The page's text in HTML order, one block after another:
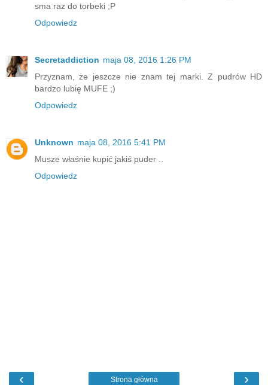
sma raz do torbeki ;P
Odpowiedz
Secretaddiction maja 08, 2016 1:26 PM
Przyznam, że jeszcze nie znam tej marki. Z pudrów HD
bardzo lubię MUFE ;)
Odpowiedz
Unknown maja 08, 2016 5:41 PM
Musze właśnie kupić jakiś puder ..
Odpowiedz
‹ ›
Strona główna